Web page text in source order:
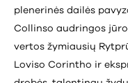
plenerinės dailės
Collinso audringos
vertos žymiausių
Loviso Corintho ir